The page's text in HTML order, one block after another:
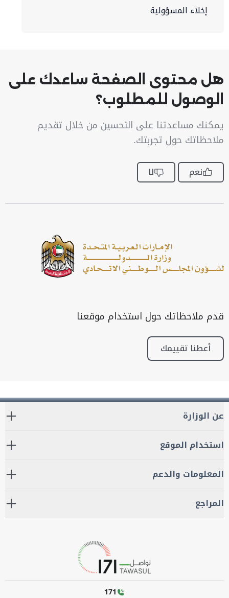
إخلاء المسؤولية
هل محتوى الصفحة ساعدك على
الوصول للمطلوب؟
يمكنك مساعدتنا على التحسين من خلال تقديم
ملاحظاتك حول تجربتك.
نعم لا
قدم ملاحظاتك حول استخدام موقعنا
أعطنا تقييمك
عن الوزارة
استخدام الموقع
المعلومات والدعم
المراجع
171